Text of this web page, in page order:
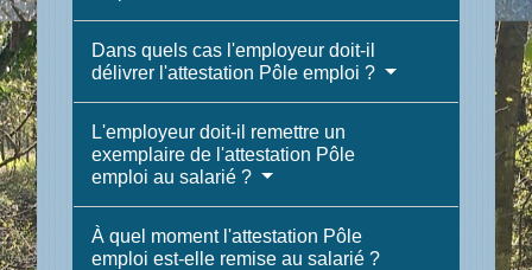
Dans quels cas l'employeur doit-il
délivrer l'attestation Pôle emploi ?
L'employeur doit-il remettre un
exemplaire de l'attestation Pôle
emploi au salarié ?
À quel moment l'attestation Pôle
emploi est-elle remise au salarié ?